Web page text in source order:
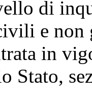
di
e non
in
Stato,